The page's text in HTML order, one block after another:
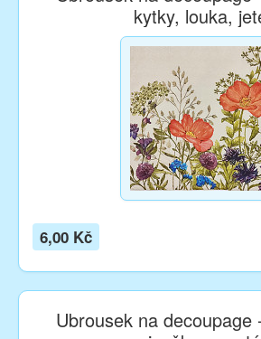
kytky, louka,
6,00 Kč
Ubrousek na decoupage